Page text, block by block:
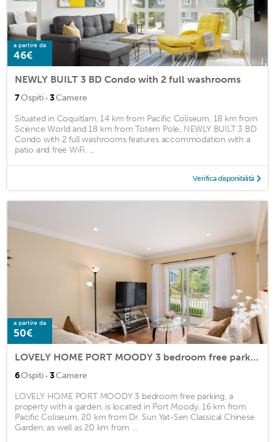
a partire da
46€
NEWLY BUILT 3 BD Condo with 2 full washrooms
7Ospiti · 3Camere
Situated in Coquitlam, 14 km from Pacific Coliseum, 18 km from
Science World and 18 km from Totem Pole, NEWLY BUILT 3 BD
Condo with 2 full washrooms features accommodation with a
patio and free WiFi. ...
Verifica disponibilità
a partire da
50€
LOVELY HOME PORT MOODY 3 bedroom free parking
6Ospiti · 3Camere
LOVELY HOME PORT MOODY 3 bedroom free parking, a
property with a garden, is located in Port Moody, 16 km from
Pacific Coliseum, 20 km from Dr. Sun Yat-Sen Classical Chinese
Garden, as well as 20 km from ...